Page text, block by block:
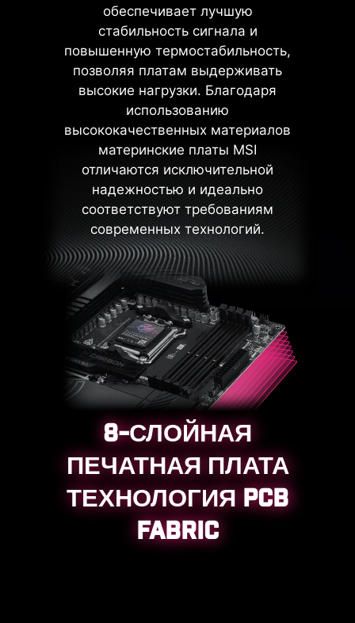
обеспечивает лучшую
стабильность сигнала и
повышенную термостабильность,
позволяя платам выдерживать
высокие нагрузки. Благодаря
использованию
высококачественных материалов
материнские платы MSI
отличаются исключительной
надежностью и идеально
соответствуют требованиям
современных технологий.
8-СЛОЙНАЯ
ПЕЧАТНАЯ ПЛАТА
ТЕХНОЛОГИЯ PCB
FABRIC
Процессор / ШИМ-
микросхема
Слоты памяти DDR